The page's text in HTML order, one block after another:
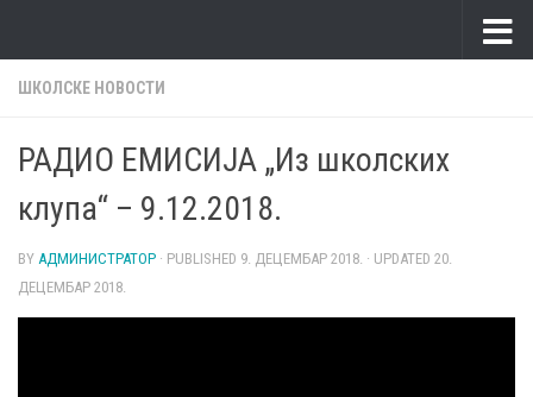
ШКОЛСКЕ НОВОСТИ
РАДИО ЕМИСИЈА „Из школских
клупа“ – 9.12.2018.
BY АДМИНИСТРАТОР · PUBLISHED 9. ДЕЦЕМБАР 2018. · UPDATED 20.
ДЕЦЕМБАР 2018.